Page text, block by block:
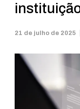
21 de julho de 2025